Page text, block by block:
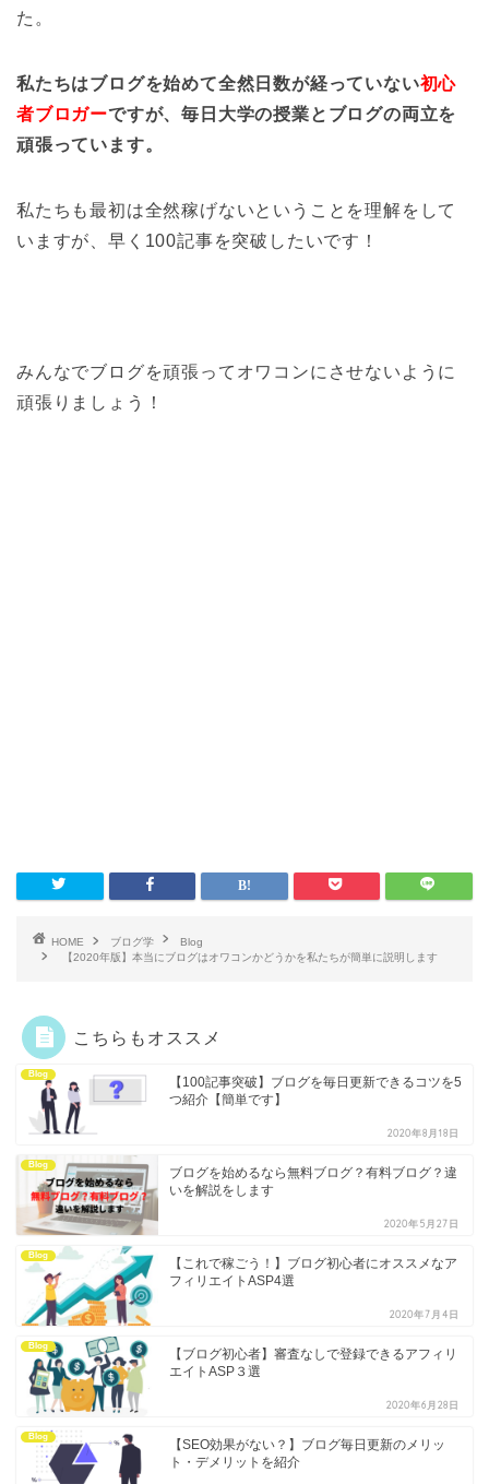
た。
私たちはブログを始めて全然日数が経っていない初心
者ブロガーですが、毎日大学の授業とブログの両立を
頑張っています。
私たちも最初は全然稼げないということを理解をして
いますが、早く100記事を突破したいです！
みんなでブログを頑張ってオワコンにさせないように
頑張りましょう！
HOME ブログ学
Blog
【2020年版】本当にブログはオワコンかどうかを私たちが簡単に説明します
こちらもオススメ
Blog
【100記事突破】ブログを毎日更新できるコツを5
つ紹介【簡単です】
2020年8月18日
Blog
ブログを始めるなら無料ブログ？有料ブログ？違
いを解説をします
2020年5月27日
Blog
【これで稼ごう！】ブログ初心者にオススメなア
フィリエイトASP4選
2020年7月4日
Blog
【ブログ初心者】審査なしで登録できるアフィリ
エイトASP３選
2020年6月28日
Blog
【SEO効果がない？】ブログ毎日更新のメリッ
ト・デメリットを紹介